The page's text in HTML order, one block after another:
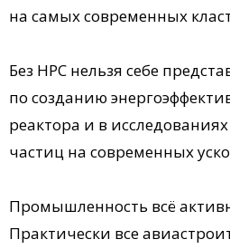
на самых современных
Без НРС нельзя себе
по созданию
реактора и в
частиц на современных
Промышленность всё
Практически все